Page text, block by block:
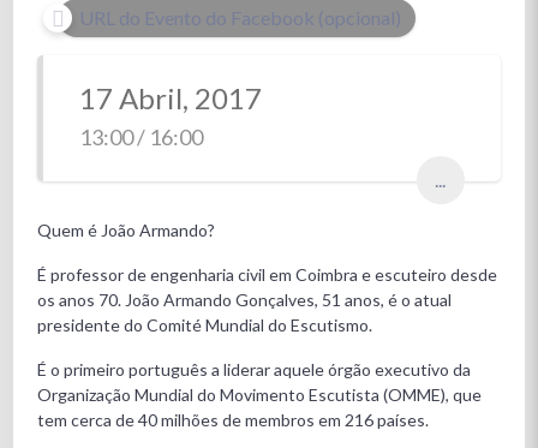
URL do Evento do Facebook (opcional)
17 Abril, 2017
13:00 / 16:00
...
Quem é João Armando?
É professor de engenharia civil em Coimbra e escuteiro desde
os anos 70. João Armando Gonçalves, 51 anos, é o atual
presidente do Comité Mundial do Escutismo.
É o primeiro português a liderar aquele órgão executivo da
Organização Mundial do Movimento Escutista (OMME), que
tem cerca de 40 milhões de membros em 216 países.